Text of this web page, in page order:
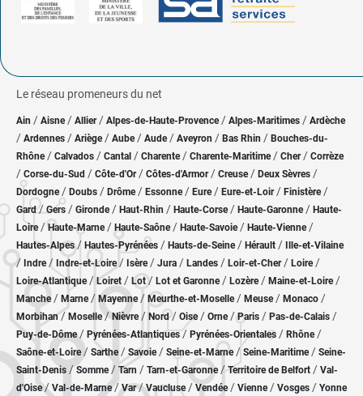
Le réseau promeneurs du net
Ain / Aisne/ Allier/ Alpes-de-Haute-Provence / Alpes-Maritimes / Ardèche
/ Ardennes / Ariège/ Aube/ Aude / Aveyron / Bas Rhin / Bouches-du-
Rhône/ Calvados / Cantal / Charente / Charente-Maritime/ Cher / Corrèze
/ Corse-du-Sud / Côte-d'Or / Côtes-d'Armor/ Creuse/ Deux Sèvres /
Dordogne/ Doubs / Drôme/ Essonne / Eure/ Eure-et-Loir / Finistère/
Gard/Gers / Gironde/ Haut-Rhin / Haute-Corse/ Haute-Garonne/ Haute-
Loire/Haute-Marne/ Haute-Saône/ Haute-Savoie/ Haute-Vienne/
Hautes-Alpes/ Hautes-Pyrénées / Hauts-de-Seine/ Hérault / Ille-et-Vilaine
/ Indre/ Indre-et-Loire/ Isère/ Jura / Landes / Loir-et-Cher/ Loire/
Loire-Atlantique/ Loiret / Lot/ Lot et Garonne/ Lozère / Maine-et-Loire/
Manche/ Marne/ Mayenne/ Meurthe-et-Moselle/ Meuse/ Monaco /
Morbihan/ Moselle/ Nièvre / Nord/ Oise / Orne/Paris / Pas-de-Calais /
Puy-de-Dôme/ Pyrénées-Atlantiques / Pyrénées-Orientales / Rhône/
Saône-et-Loire/ Sarthe/ Savoie/ Seine-et-Marne/ Seine-Maritime/ Seine-
Saint-Denis /Somme/ Tarn / Tarn-et-Garonne/Territoire de Belfort / Val-
d'Oise/ Val-de-Marne/Var/Vaucluse/ Vendée/ Vienne/ Vosges / Yonne